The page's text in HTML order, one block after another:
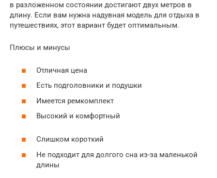
в разложенном состоянии достигают двух метров в
длину. Если вам нужна надувная модель для отдыха в
путешествиях, этот вариант будет оптимальным.
Плюсы и минусы
Отличная цена
Есть подголовники и подушки
Имеется ремкомплект
Высокий и комфортный
Слишком короткий
Не подходит для долгого сна из-за маленькой
длины